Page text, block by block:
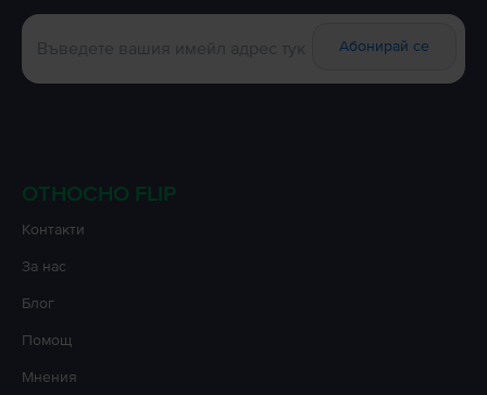
Абонирай се
ОТНОСНО FLIP
Контакти
За нас
Блог
Помощ
Мнения